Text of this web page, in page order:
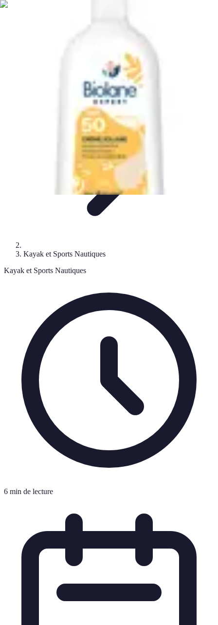
Sport Aventure PMR
Activités Sportives
Kayak et Sports Nautiques
Kayak et Sports Nautiques
6 min de lecture